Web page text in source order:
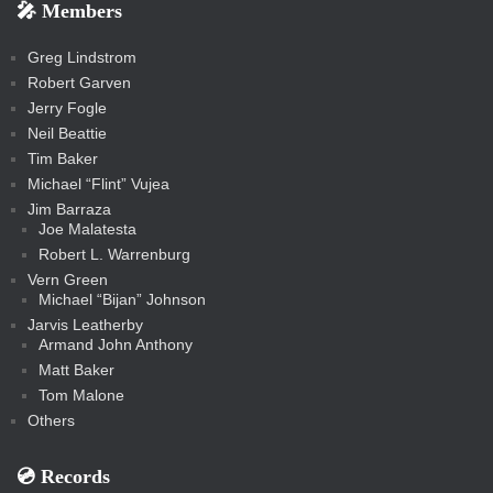
s
s
t
c
🎤 Members
Greg Lindstrom
Robert Garven
Jerry Fogle
Neil Beattie
Tim Baker
Michael “Flint” Vujea
Jim Barraza
Joe Malatesta
Robert L. Warrenburg
Vern Green
Michael “Bijan” Johnson
Jarvis Leatherby
Armand John Anthony
Matt Baker
Tom Malone
Others
💿️ Records